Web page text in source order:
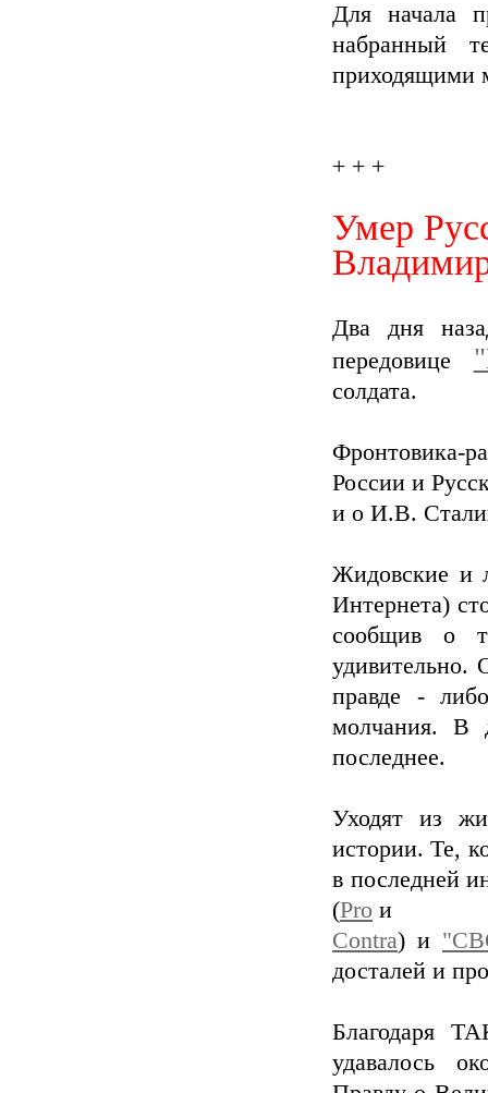
Для начала
набранный
приходящими
+ + +
Умер
Два дня
передовице
солдата.
Фронтовика-
России и
и о И.В.
Жидовские и
Интернета)
сообщив о
удивительно.
правде -
молчания. В
последнее.
Уходят из
истории. Те,
в последней
(Pro и
Contra) и
досталей и
Благодаря
удавалось